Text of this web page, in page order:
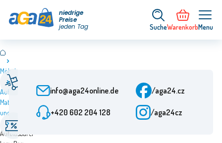
niedrige
Preise
jeden Tag
SucheWarenkorbMenu
Möbel
Aufblasbare
Matratzen
und Sessel
Aga
Aufblasbarer
Ab Bestellung 24 h
Mo-Fr: 7.00-15.30 Uhr
Besondere Angebote
Geprüftes
Unternehmen
/aga24.cz
/aga24cz
info@aga24online.de
+420 602 204 128